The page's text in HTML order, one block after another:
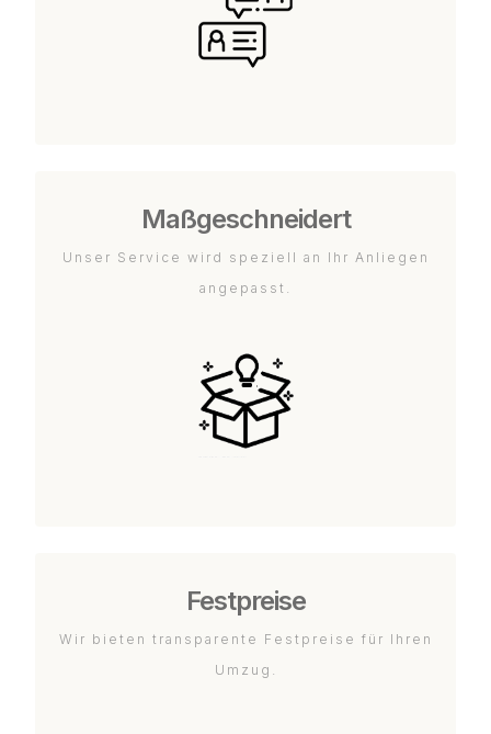
Maßgeschneidert
Unser Service wird speziell an Ihr Anliegen
angepasst.
Festpreise
Wir bieten transparente Festpreise für Ihren
Umzug.